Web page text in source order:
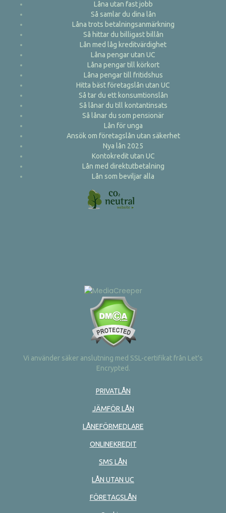
Låna utan fast jobb
Så samlar du dina lån
Låna trots betalningsanmärkning
Så hittar du billigast billån
Lån med låg kreditvärdighet
Låna pengar utan UC
Låna pengar till körkort
Låna pengar till fritidshus
Hitta bäst företagslån utan UC
Så tar du ett konsumtionslån
Så lånar du till kontantinsats
Så lånar du som pensionär
Lån för unga
Ansök om företagslån utan säkerhet
Nya lån 2025
Kontokredit utan UC
Lån med direktutbetalning
Lån som beviljar alla
Vi använder säker anslutning med SSL-certifikat från Let's
Encrypted.
PRIVATLÅN
JÄMFÖR LÅN
LÅNEFÖRMEDLARE
ONLINEKREDIT
SMS LÅN
LÅN UTAN UC
FÖRETAGSLÅN